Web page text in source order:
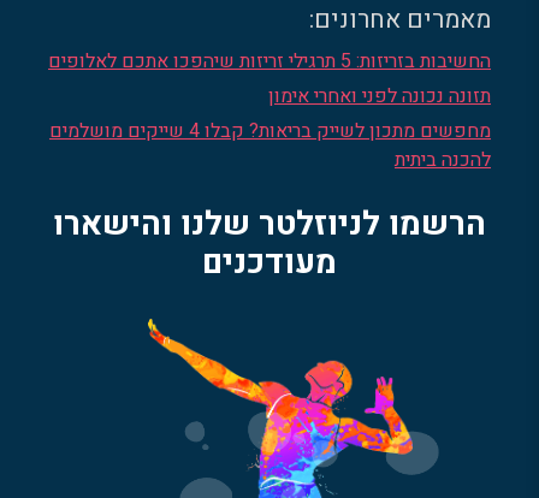
מאמרים אחרונים:
החשיבות בזריזות: 5 תרגילי זריזות שיהפכו אתכם לאלופים
תזונה נכונה לפני ואחרי אימון
מחפשים מתכון לשייק בריאות? קבלו 4 שייקים מושלמים
להכנה ביתית
הרשמו לניוזלטר שלנו והישארו
מעודכנים